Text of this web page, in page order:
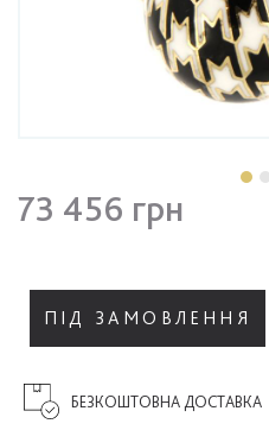
73 456 грн
ПІД ЗАМОВЛЕННЯ
БЕЗКОШТОВНА ДОСТАВКА